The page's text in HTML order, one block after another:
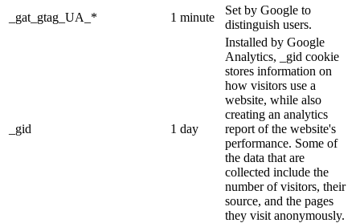
_gat_gtag_UA_*
1 minute
Set by Google to
distinguish users.
_gid 1 day
Installed by Google
Analytics, _gid cookie
stores information on
how visitors use a
website, while also
creating an analytics
report of the website's
performance. Some of
the data that are
collected include the
number of visitors, their
source, and the pages
they visit anonymously.